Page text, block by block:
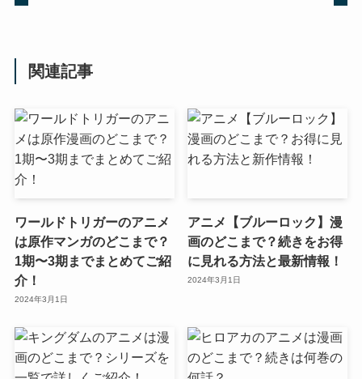
関連記事
ワールドトリガーのアニメ
は原作マンガのどこまで？
1期〜3期までまとめてご紹
介！
2024年3月1日
アニメ【ブルーロック】漫
画のどこまで？続きをお得
に見れる方法と最新情報！
2024年3月1日